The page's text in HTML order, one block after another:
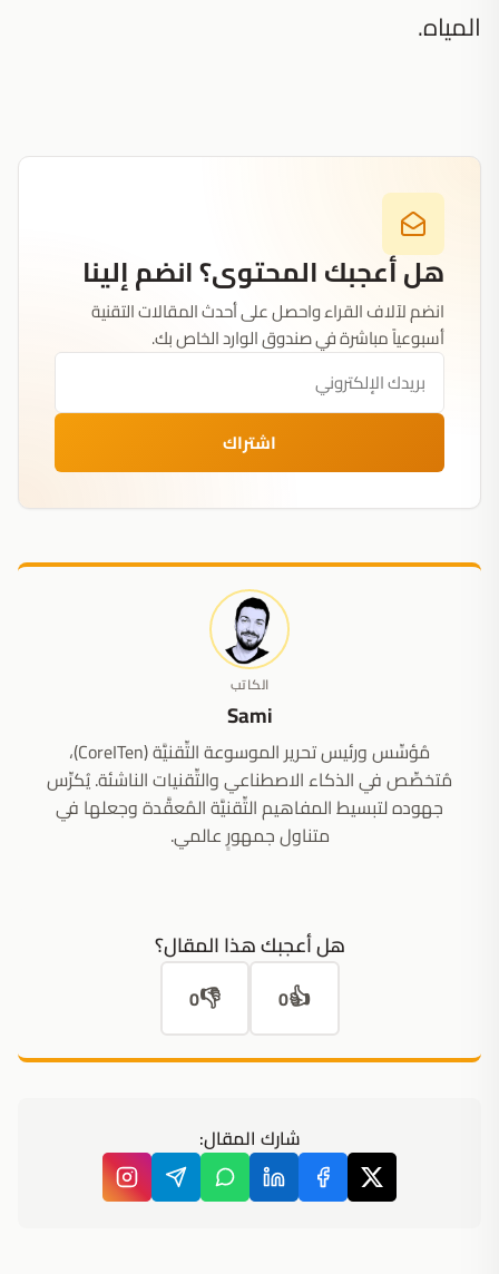
المياه.
هل أعجبك المحتوى؟ انضم إلينا
انضم لآلاف القراء واحصل على أحدث المقالات التقنية
أسبوعياً مباشرة في صندوق الوارد الخاص بك.
اشتراك
الكاتب
Sami
مُؤسِّس ورئيس تحرير الموسوعة التِّقنيَّة (CoreITen)،
مُتخصِّص في الذكاء الاصطناعي والتِّقنيات الناشئة. يُكرِّس
جهوده لتبسيط المفاهيم التِّقنيَّة المُعقَّدة وجعلها في
متناول جمهورٍ عالمي.
هل أعجبك هذا المقال؟
👍
0
👎
0
شارك المقال: